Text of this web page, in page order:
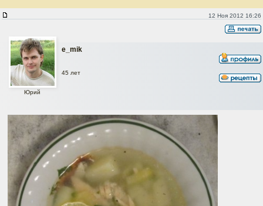
12 Ноя 2012 16:26
e_mik
Юрий
45 лет